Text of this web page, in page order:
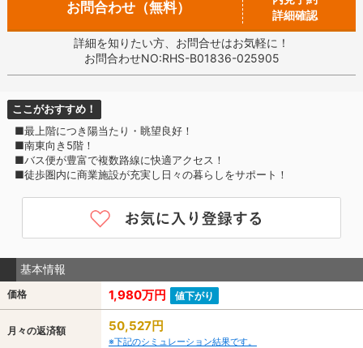
お問合わせ（無料）
詳細確認
詳細を知りたい方、お問合せはお気軽に！
お問合わせNO:RHS-B01836-025905
ここがおすすめ！
■最上階につき陽当たり・眺望良好！
■南東向き5階！
■バス便が豊富で複数路線に快適アクセス！
■徒歩圏内に商業施設が充実し日々の暮らしをサポート！
基本情報
価格 1,980万円 値下がり
月々の返済額 50,527円
※下記のシミュレーション結果です。